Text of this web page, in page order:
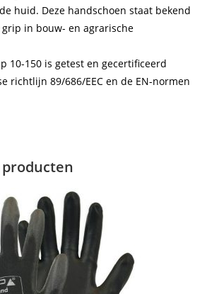
huid. Deze handschoen staat bekend
in bouw- en agrarische
10-150 is getest en gecertificeerd
richtlijn 89/686/EEC en de EN-normen